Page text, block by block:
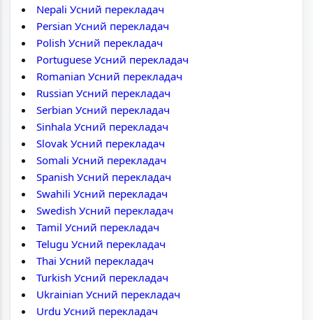
Nepali Усний перекладач
Persian Усний перекладач
Polish Усний перекладач
Portuguese Усний перекладач
Romanian Усний перекладач
Russian Усний перекладач
Serbian Усний перекладач
Sinhala Усний перекладач
Slovak Усний перекладач
Somali Усний перекладач
Spanish Усний перекладач
Swahili Усний перекладач
Swedish Усний перекладач
Tamil Усний перекладач
Telugu Усний перекладач
Thai Усний перекладач
Turkish Усний перекладач
Ukrainian Усний перекладач
Urdu Усний перекладач